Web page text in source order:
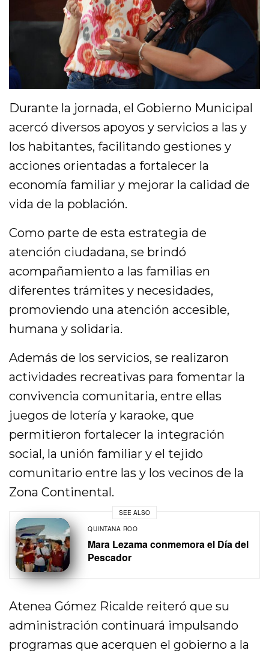
Durante la jornada, el Gobierno Municipal
acercó diversos apoyos y servicios a las y
los habitantes, facilitando gestiones y
acciones orientadas a fortalecer la
economía familiar y mejorar la calidad de
vida de la población.
Como parte de esta estrategia de
atención ciudadana, se brindó
acompañamiento a las familias en
diferentes trámites y necesidades,
promoviendo una atención accesible,
humana y solidaria.
Además de los servicios, se realizaron
actividades recreativas para fomentar la
convivencia comunitaria, entre ellas
juegos de lotería y karaoke, que
permitieron fortalecer la integración
social, la unión familiar y el tejido
comunitario entre las y los vecinos de la
Zona Continental.
SEE ALSO
QUINTANA ROO
Mara Lezama conmemora el Día del
Pescador
Atenea Gómez Ricalde reiteró que su
administración continuará impulsando
programas que acerquen el gobierno a la